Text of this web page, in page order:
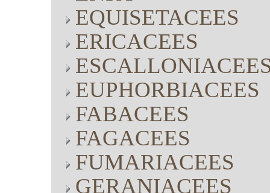
EQUISETACEES
ERICACEES
EUPHORBIACEES
FABACEES
FAGACEES
FUMARIACEES
GERANIACEES